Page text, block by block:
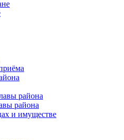
района
района
и имуществе